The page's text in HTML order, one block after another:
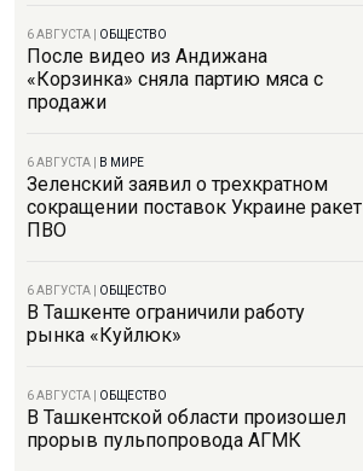
6 АВГУСТА ОБЩЕСТВО
После видео из Андижана
«Корзинка» сняла партию мяса с
продажи
6 АВГУСТА В МИРЕ
Зеленский заявил о трехкратном
сокращении поставок Украине ракет
ПВО
6 АВГУСТА ОБЩЕСТВО
В Ташкенте ограничили работу
рынка «Куйлюк»
6 АВГУСТА ОБЩЕСТВО
В Ташкентской области произошел
прорыв пульпопровода АГМК